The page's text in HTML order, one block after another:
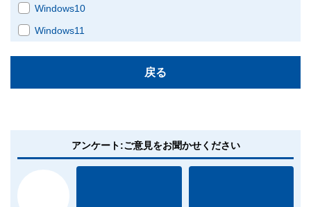
Windows10
Windows11
戻る
アンケート:ご意見をお聞かせください